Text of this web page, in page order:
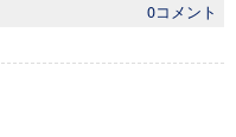
0コメント